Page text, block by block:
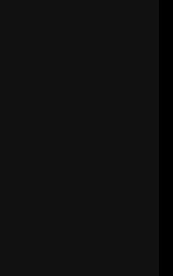
。很多誤解往往源於資
花點時間了解它的本質
它的重要性 認真了解簿
當你清楚自己面對的選
常見的陷阱，把時間與
，這也是做足功課的價
面對簿記服務，最重要的
並按自己的實際情況作
你的實用參考，讓你在
能避免買了用不上、或
一分付出都用得其所。
決時，建議從自己的實際
的特點與條件，而非單
考可靠來源、細閱詳
的方案。想進一步了解
解決，當中有更詳細的
要真正掌握腳腫 解決，
認知。很多誤解往往源
因此花點時間了解它的
資。 總結 總括而言，了
掌握足夠資訊、認清自己
求專業意見。希望這篇
考，助你作出安心又合